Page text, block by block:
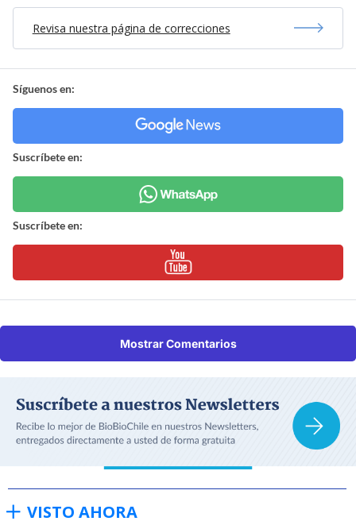
Revisa nuestra página de correcciones
Síguenos en:
Suscríbete en:
Suscríbete en:
Mostrar Comentarios
VISTO AHORA